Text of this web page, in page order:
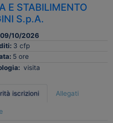
E STABILIMENTO
S.p.A.
09/10/2026
3 cfp
5 ore
visita
iscrizioni Allegati